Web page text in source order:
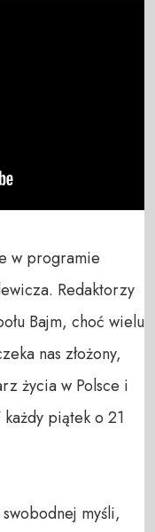
w programie
Redaktorzy
Bajm, choć wielu
nas złożony,
życia w Polsce i
piątek o 21
myśli,